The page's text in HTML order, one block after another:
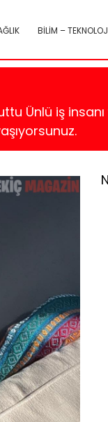
BİLİM –
Ünlü iş insanı